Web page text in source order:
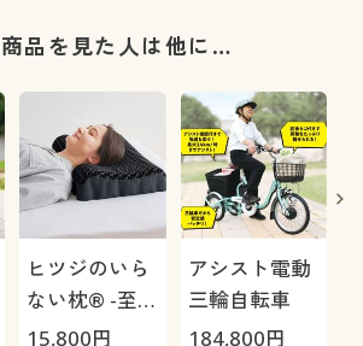
品を見た人は他に…
ヒツジのいら
ない枕® -至
極-
15,800円
アシスト電動
三輪自転車
184,800円